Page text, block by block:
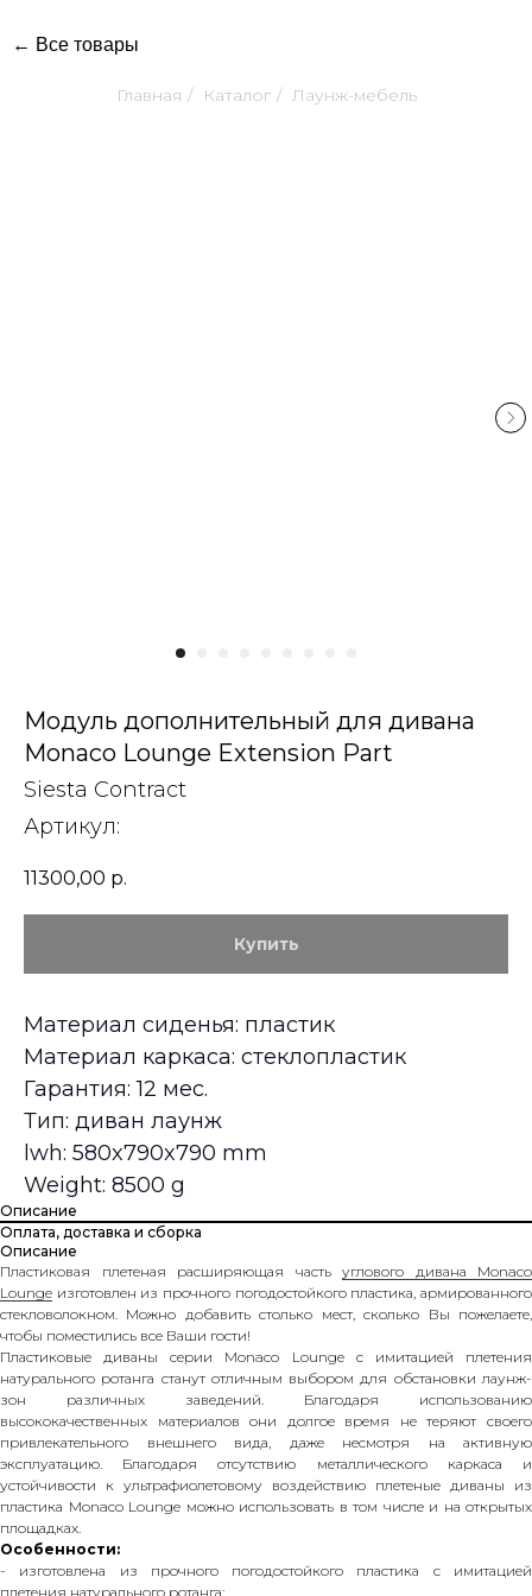
← Все товары
Главная / Каталог / Лаунж-мебель
Модуль дополнительный для дивана
Monaco Lounge Extension Part
Siesta Contract
Артикул:
11300,00 р.
Купить
Материал сиденья: пластик
Материал каркаса: стеклопластик
Гарантия: 12 мес.
Тип: диван лаунж
lwh: 580x790x790 mm
Weight: 8500 g
Описание
Оплата, доставка и сборка
Описание
Пластиковая плетеная расширяющая часть углового дивана Monaco
Lounge изготовлен из прочного погодостойкого пластика, армированного
стекловолокном. Можно добавить столько мест, сколько Вы пожелаете,
чтобы поместились все Ваши гости!
Пластиковые диваны серии Monaco Lounge с имитацией плетения
натурального ротанга станут отличным выбором для обстановки лаунж-
зон различных заведений. Благодаря использованию
высококачественных материалов они долгое время не теряют своего
привлекательного внешнего вида, даже несмотря на активную
эксплуатацию. Благодаря отсутствию металлического каркаса и
устойчивости к ультрафиолетовому воздействию плетеные диваны из
пластика Monaco Lounge можно использовать в том числе и на открытых
площадках.
Особенности:
- изготовлена из прочного погодостойкого пластика с имитацией
плетения натурального ротанга;